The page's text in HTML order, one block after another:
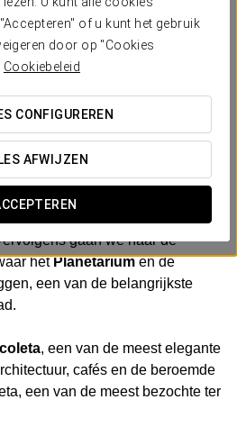
of u kunt het gebruik
door op "Cookies
Cookiebeleid
CONFIGUREREN
AFWIJZEN
magie van Buenos Aires tijdens
tour door de meest iconische
maken we een eerste stop bij
gaan we naar de
hetPlanetariumen de
een van de belangrijkste
, een van de meest elegante
cafés en de beroemde
een van de meest bezochte ter